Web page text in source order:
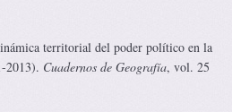
territorial del poder político en la
2013). Cuadernos de Geografía, vol. 25